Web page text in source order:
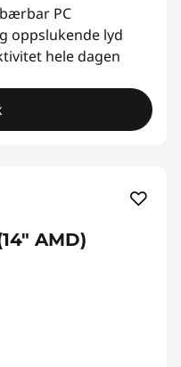
PC
oppslukende lyd
hele dagen
AMD)